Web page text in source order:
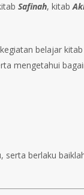
Safinah, kitab
belajar
mengetahui
berlaku